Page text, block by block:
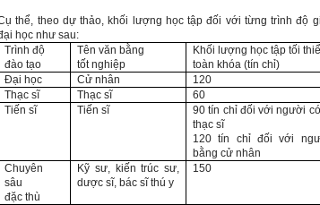
thể, theo dự thảo, khối lượng học tập đối với từng trình độ
học như sau:
Trình độ
đào tạo
Tên văn bằng
tốt nghiệp
Khối lượng học tập tối
toàn khóa (tín chỉ)
Đại học
Cử nhân
120
Thạc sĩ
Thạc sĩ
60
Tiến sĩ
Tiến sĩ
90 tín chỉ đối với người
thạc sĩ
120 tín chỉ đối với
bằng cử nhân
Chuyên
sâu
đặc thù
Kỹ sư, kiến trúc sư,
dược sĩ, bác sĩ thú y
150